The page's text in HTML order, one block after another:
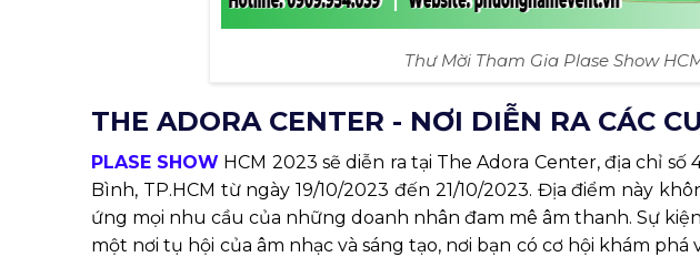
Thư Mời Tham Gia Plase Show
THE ADORA CENTER - NƠI DIỄN RA CÁC
PLASE SHOW HCM 2023 sẽ diễn ra tại The Adora Center, địa chỉ
Bình, TP.HCM từ ngày 19/10/2023 đến 21/10/2023. Địa điểm này
ứng mọi nhu cầu của những doanh nhân đam mê âm thanh. Sự
một nơi tụ hội của âm nhạc và sáng tạo, nơi bạn có cơ hội khám